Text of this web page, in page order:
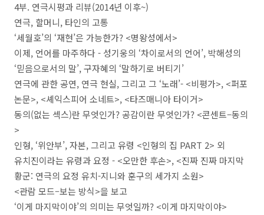
4부. 연극시평과 리뷰(2014년 이후~)
연극, 할머니, 타인의 고통
‘세월호’의 ‘재현’은 가능한가? <명왕성에서>
이제, 언어를 마주하다- 성기웅의 ‘차이로서의 언어’, 박해성의
‘믿음으로서의 말’,구자혜의 ‘말하기로 버티기’
연극에 관한 공연, 연극 현실,그리고 그 ‘노래’- <비평가>, <퍼포
논문>, <셰익스피어 소네트>, <타즈매니아 타이거>
동의(없는 섹스)란 무엇인가?공감이란 무엇인가? <콘센트–동의
>
인형, ‘위안부’,자본,그리고 유령 <인형의 집 PART 2> 외
유치진이라는 유령과 요정 - <오만한 후손>, <진짜 진짜 마지막
황군: 연극의 요정 유치-지니와 훈구의 세가지 소원>
<관람 모드–보는 방식>을 보고
‘이게 마지막이야’의 의미는 무엇일까? <이게 마지막이야>